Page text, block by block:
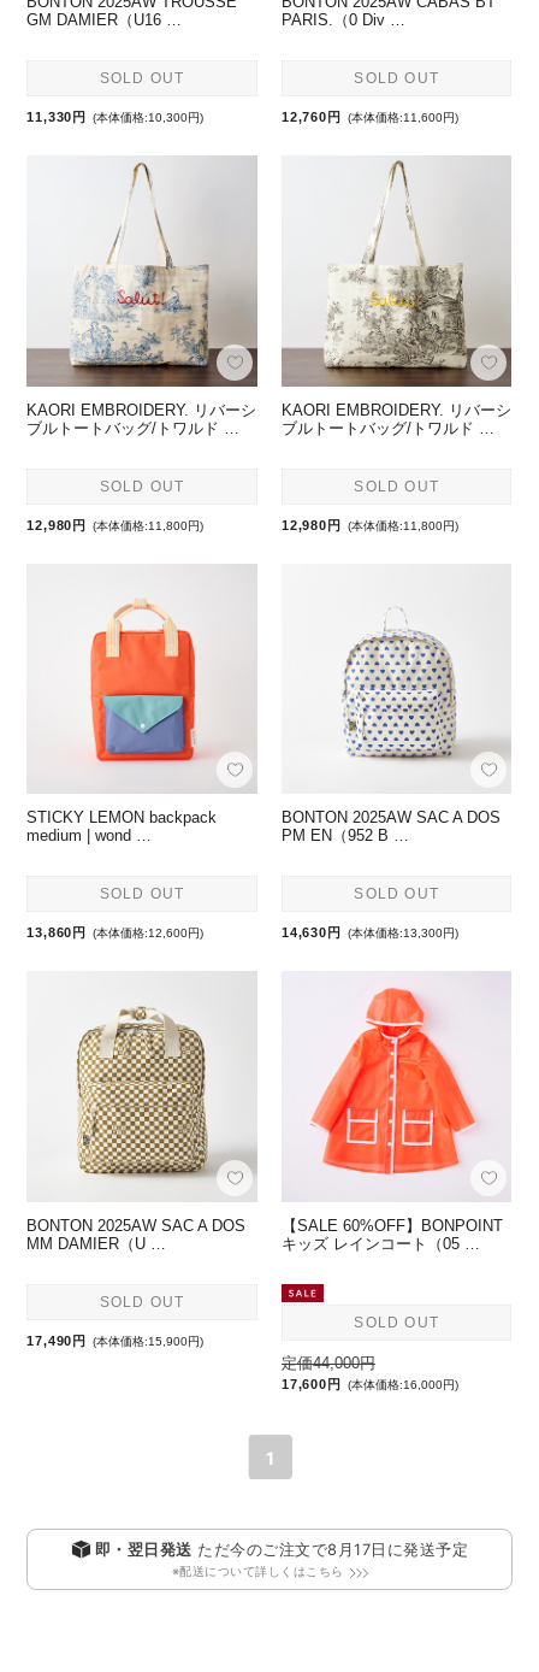
GM DAMIER（U16 …
SOLD OUT
11,330円 (本体価格:10,300円)
PARIS.（0 Div …
SOLD OUT
12,760円 (本体価格:11,600円)
KAORI EMBROIDERY. リバーシ
ブルトートバッグ/トワルド …
SOLD OUT
12,980円 (本体価格:11,800円)
KAORI EMBROIDERY. リバーシ
ブルトートバッグ/トワルド …
SOLD OUT
12,980円 (本体価格:11,800円)
STICKY LEMON backpack
medium | wond …
SOLD OUT
13,860円 (本体価格:12,600円)
BONTON 2025AW SAC A DOS
PM EN（952 B …
SOLD OUT
14,630円 (本体価格:13,300円)
BONTON 2025AW SAC A DOS
MM DAMIER（U …
SOLD OUT
17,490円 (本体価格:15,900円)
【SALE 60%OFF】BONPOINT
キッズ レインコート（05 …
SOLD OUT
定価44,000円
17,600円 (本体価格:16,000円)
1
即・翌日発送 ただ今のご注文で8月17日 に発送予定
※配送について詳しくはこちら